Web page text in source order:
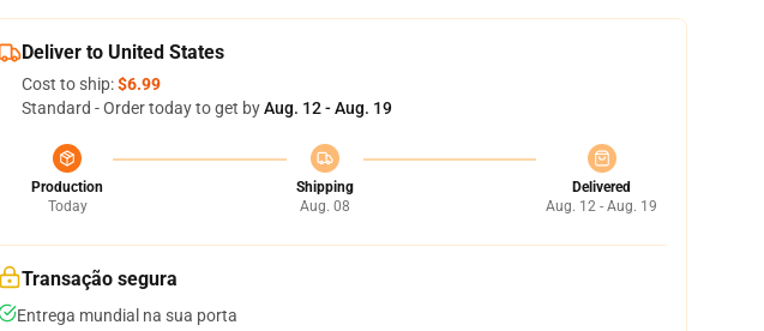
Deliver to United States
Cost to ship:$6.99
Standard - Order today to get byAug. 12 - Aug. 19
Production
Today
Shipping
Aug. 08
Delivered
Aug. 12 - Aug. 19
Transação segura
Entrega mundial na sua porta